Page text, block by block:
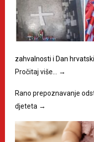
zahvalnosti i Dan
Pročitaj više…
→
Rano prepoznavanje
djeteta →